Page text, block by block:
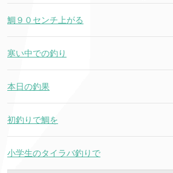
鯛９０センチ上がる
寒い中での釣り
本日の釣果
初釣りで鯛を
小学生のタイラバ釣りで